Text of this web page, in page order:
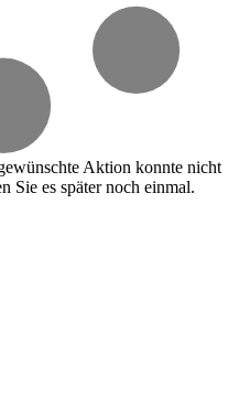
Aktion konnte nicht
Sie es später noch einmal.